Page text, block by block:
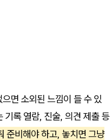
면 소외된 느낌이 들 수 있
기록 열람, 진술, 의견 제출 등
준비해야 하고, 놓치면 그냥